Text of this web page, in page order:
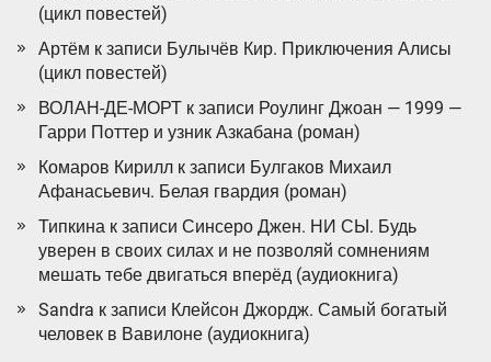
(цикл повестей)
Артём к записи Булычёв Кир. Приключения Алисы
(цикл повестей)
ВОЛАН-ДЕ-МОРТ к записи Роулинг Джоан — 1999 —
Гарри Поттер и узник Азкабана (роман)
Комаров Кирилл к записи Булгаков Михаил
Афанасьевич. Белая гвардия (роман)
Типкина к записи Синсеро Джен. НИ СЫ. Будь
уверен в своих силах и не позволяй сомнениям
мешать тебе двигаться вперёд (аудиокнига)
Sandra к записи Клейсон Джордж. Самый богатый
человек в Вавилоне (аудиокнига)